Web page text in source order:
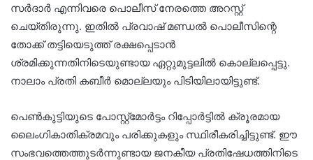
സർദാർ എന്നിവരെ പൊലീസ് നേരത്തെ അറസ്റ്റ്
ചെയ്തിരുന്നു. ഇതിൽ പ്രവാഷ് മണ്ഡൽ പൊലീസിന്റെ
തോക്ക് തട്ടിയെടുത്ത് രക്ഷപ്പെടാൻ
ശ്രമിക്കുന്നതിനിടെയുണ്ടായ ഏറ്റുമുട്ടലിൽ കൊല്ലപ്പെട്ടു.
നാലാം പ്രതി കബീർ മൊല്ലയും പിടിയിലായിട്ടുണ്ട്.
പെൺകുട്ടിയുടെ പോസ്റ്റ്‌മോർട്ടം റിപ്പോർട്ടിൽ ക്രൂരമായ
ലൈംഗികാതിക്രമവും പരിക്കുകളും സ്ഥിരീകരിച്ചിട്ടുണ്ട്. ഈ
സംഭവത്തെത്തുടർന്നുണ്ടായ ജനകീയ പ്രതിഷേധത്തിനിടെ